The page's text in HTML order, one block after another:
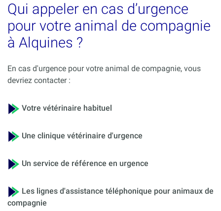
Qui appeler en cas d’urgence
pour votre animal de compagnie
à Alquines ?
En cas d'urgence pour votre animal de compagnie, vous
devriez contacter :
Votre vétérinaire habituel
Une clinique vétérinaire d'urgence
Un service de référence en urgence
Les lignes d'assistance téléphonique pour animaux de
compagnie